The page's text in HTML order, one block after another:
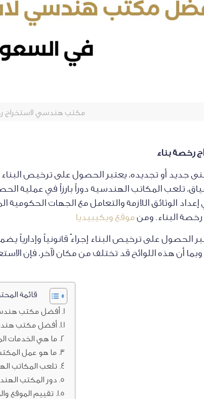
مكتب هندسي لاستخراج
رخصة بناء
جديد أو تجديده، يعتبر الحصول على ترخيص البناء
تلعب المكاتب الهندسية دوراً بارزاً في عملية
الوثائق اللازمة والتعامل مع الجهات
البناء. ومنموقع ويكيبيديا
الحصول على ترخيص البناء إجراءً قانونياً وإدارياً
أن هذه اللوائح قد تختلف من مكان لآخر، فإن
قائمة
أفضل مكتب
أفضل مكتب
ما هي الخدمات
ما هو عمل
تلعب المكاتب
دور المكتب
تقييم الموقع